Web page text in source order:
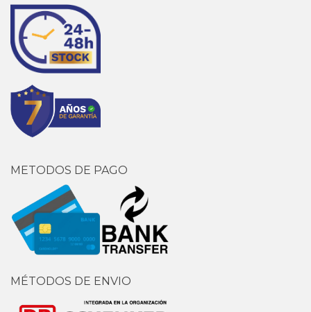
METODOS DE PAGO
MÉTODOS DE ENVIO